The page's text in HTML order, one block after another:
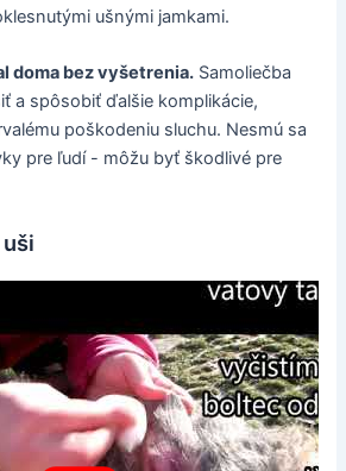
ušnými jamkami.
doma bez vyšetrenia. Samoliečba
a spôsobiť ďalšie komplikácie,
poškodeniu sluchu. Nesmú sa
pre ľudí - môžu byť škodlivé pre